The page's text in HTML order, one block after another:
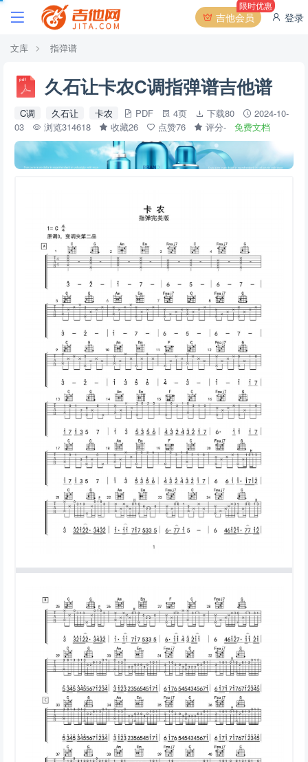
吉他会员
限时优惠
登录
文库 指弹谱
久石让卡农C调指弹谱吉他谱
C调 久石让 卡农 PDF 4页 下载80
2024-10-
03
浏览314618 收藏26 点赞76 评分- 免费文档